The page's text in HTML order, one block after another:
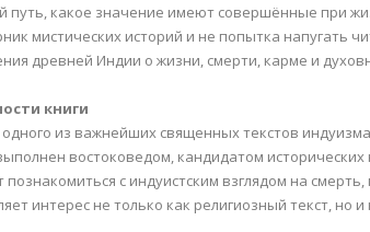
путь, какое значение имеют совершённые при
мистических историй и не попытка напугать
древней Индии о жизни, смерти, карме и
книги
одного из важнейших священных текстов
востоковедом, кандидатом
познакомиться с индуистским взглядом на
интерес не только как религиозный текст,